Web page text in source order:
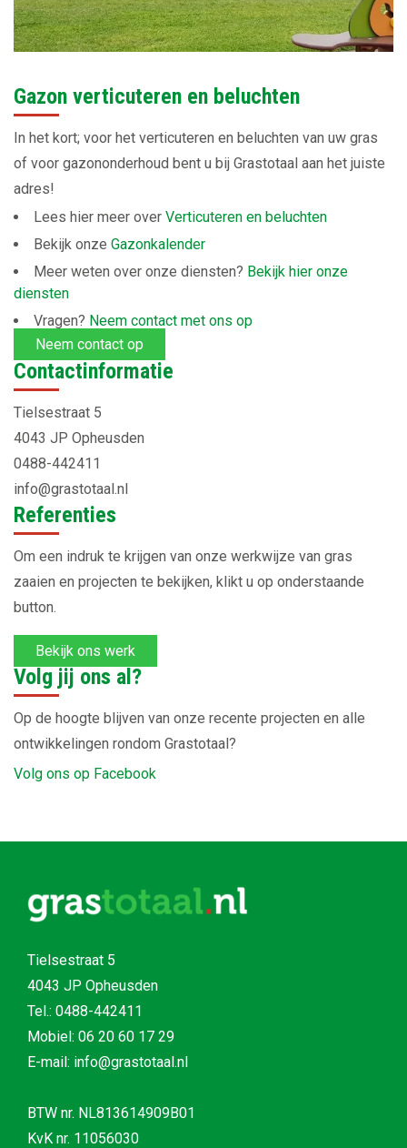
Gazon verticuteren en beluchten
In het kort; voor het verticuteren en beluchten van uw gras
of voor gazononderhoud bent u bij Grastotaal aan het juiste
adres!
Lees hier meer over Verticuteren en beluchten
Bekijk onze Gazonkalender
Meer weten over onze diensten? Bekijk hier onze
diensten
Vragen? Neem contact met ons op
Neem contact op
Contactinformatie
Tielsestraat 5
4043 JP Opheusden
0488-442411
info@grastotaal.nl
Referenties
Om een indruk te krijgen van onze werkwijze van gras
zaaien en projecten te bekijken, klikt u op onderstaande
button.
Bekijk ons werk
Volg jij ons al?
Op de hoogte blijven van onze recente projecten en alle
ontwikkelingen rondom Grastotaal?
Volg ons op Facebook
Tielsestraat 5
4043 JP Opheusden
Tel.: 0488-442411
Mobiel: 06 20 60 17 29
E-mail: info@grastotaal.nl
BTW nr. NL813614909B01
KvK nr. 11056030